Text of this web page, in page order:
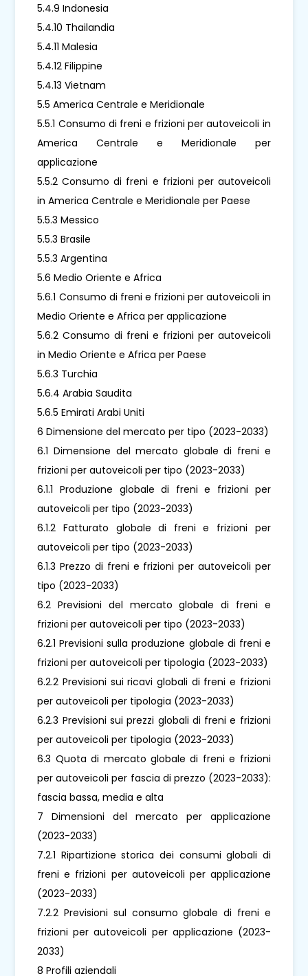
5.4.9 Indonesia
5.4.10 Thailandia
5.4.11 Malesia
5.4.12 Filippine
5.4.13 Vietnam
5.5 America Centrale e Meridionale
5.5.1 Consumo di freni e frizioni per autoveicoli in
America Centrale e Meridionale per
applicazione
5.5.2 Consumo di freni e frizioni per autoveicoli
in America Centrale e Meridionale per Paese
5.5.3 Messico
5.5.3 Brasile
5.5.3 Argentina
5.6 Medio Oriente e Africa
5.6.1 Consumo di freni e frizioni per autoveicoli in
Medio Oriente e Africa per applicazione
5.6.2 Consumo di freni e frizioni per autoveicoli
in Medio Oriente e Africa per Paese
5.6.3 Turchia
5.6.4 Arabia Saudita
5.6.5 Emirati Arabi Uniti
6 Dimensione del mercato per tipo (2023-2033)
6.1 Dimensione del mercato globale di freni e
frizioni per autoveicoli per tipo (2023-2033)
6.1.1 Produzione globale di freni e frizioni per
autoveicoli per tipo (2023-2033)
6.1.2 Fatturato globale di freni e frizioni per
autoveicoli per tipo (2023-2033)
6.1.3 Prezzo di freni e frizioni per autoveicoli per
tipo (2023-2033)
6.2 Previsioni del mercato globale di freni e
frizioni per autoveicoli per tipo (2023-2033)
6.2.1 Previsioni sulla produzione globale di freni e
frizioni per autoveicoli per tipologia (2023-2033)
6.2.2 Previsioni sui ricavi globali di freni e frizioni
per autoveicoli per tipologia (2023-2033)
6.2.3 Previsioni sui prezzi globali di freni e frizioni
per autoveicoli per tipologia (2023-2033)
6.3 Quota di mercato globale di freni e frizioni
per autoveicoli per fascia di prezzo (2023-2033):
fascia bassa, media e alta
7 Dimensioni del mercato per applicazione
(2023-2033)
7.2.1 Ripartizione storica dei consumi globali di
freni e frizioni per autoveicoli per applicazione
(2023-2033)
7.2.2 Previsioni sul consumo globale di freni e
frizioni per autoveicoli per applicazione (2023-
2033)
8 Profili aziendali